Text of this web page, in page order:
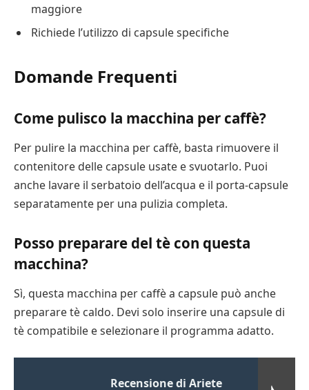
maggiore
Richiede l’utilizzo di capsule specifiche
Domande Frequenti
Come pulisco la macchina per caffè?
Per pulire la macchina per caffè, basta rimuovere il
contenitore delle capsule usate e svuotarlo. Puoi
anche lavare il serbatoio dell’acqua e il porta-capsule
separatamente per una pulizia completa.
Posso preparare del tè con questa
macchina?
Sì, questa macchina per caffè a capsule può anche
preparare tè caldo. Devi solo inserire una capsule di
tè compatibile e selezionare il programma adatto.
Recensione di Ariete